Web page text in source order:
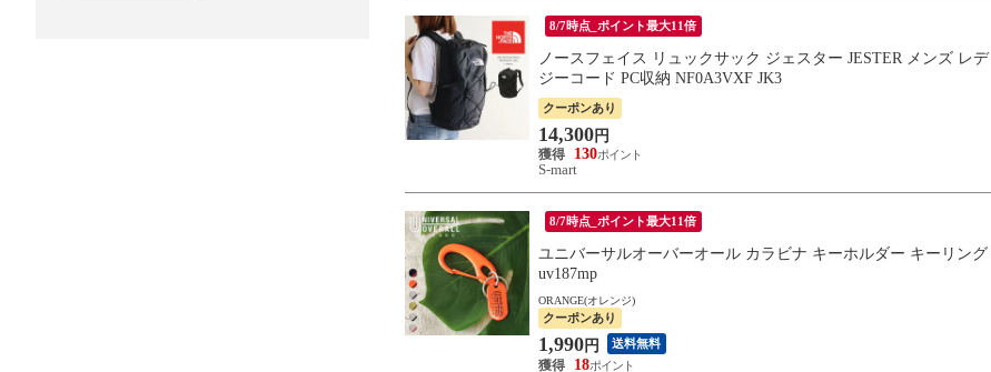
8/7時点_ポイント最大11倍
ノースフェイス リュックサック ジェスター JESTER メンズ レ
ジーコード PC収納 NF0A3VXF JK3
クーポンあり
14,300 円
130
S-mart
8/7時点_ポイント最大11倍
ユニバーサルオーバーオール カラビナ キーホルダー キーリン
uv187mp
ORANGE(オレンジ)
クーポンあり
1,990 円 送料無料
18